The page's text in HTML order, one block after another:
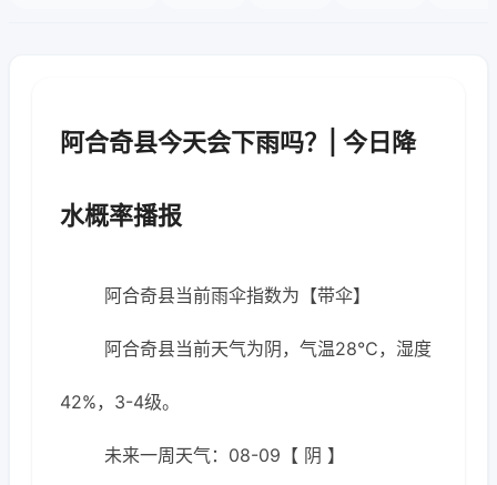
阿合奇县今天会下雨吗？| 今日降
水概率播报
阿合奇县当前雨伞指数为【带伞】
阿合奇县当前天气为阴，气温28℃，湿度
42%，3-4级。
未来一周天气：08-09【 阴 】